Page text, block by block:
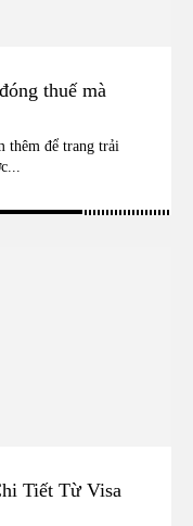
thuế mà
thêm để trang trải
Tiết Từ Visa